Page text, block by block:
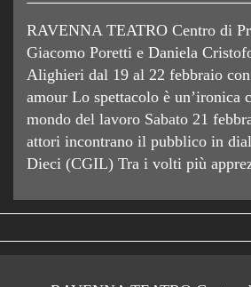
RAVENNA TEATRO Centro di
Giacomo Poretti e Daniela
Alighieri dal 19 al 22 febbraio
amour Lo spettacolo è un’ironica
mondo del lavoro Sabato 21
attori incontrano il pubblico in
Dieci (CGIL) Tra i volti più